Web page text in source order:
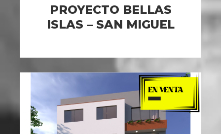
PROYECTO BELLAS
ISLAS – SAN MIGUEL